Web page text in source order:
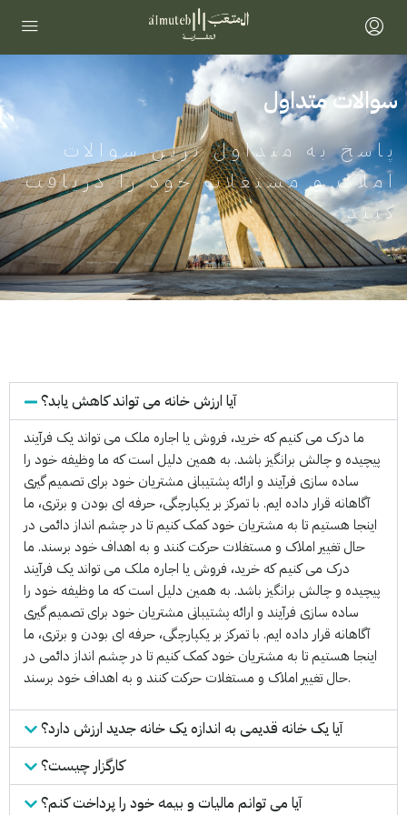
سوالات متداول
پاسخ به متداول ترین سوالات
املاک و مستغلات خود را دریافت
کنید
آیا ارزش خانه می تواند کاهش یابد؟
ما درک می کنیم که خرید، فروش یا اجاره ملک می تواند یک فرآیند
پیچیده و چالش برانگیز باشد. به همین دلیل است که ما وظیفه خود را
ساده سازی فرآیند و ارائه پشتیبانی مشتریان خود برای تصمیم گیری
آگاهانه قرار داده ایم. با تمرکز بر یکپارچگی، حرفه ای بودن و برتری، ما
اینجا هستیم تا به مشتریان خود کمک کنیم تا در چشم انداز دائمی در
حال تغییر املاک و مستغلات حرکت کنند و به اهداف خود برسند. ما
درک می کنیم که خرید، فروش یا اجاره ملک می تواند یک فرآیند
پیچیده و چالش برانگیز باشد. به همین دلیل است که ما وظیفه خود را
ساده سازی فرآیند و ارائه پشتیبانی مشتریان خود برای تصمیم گیری
آگاهانه قرار داده ایم. با تمرکز بر یکپارچگی، حرفه ای بودن و برتری، ما
اینجا هستیم تا به مشتریان خود کمک کنیم تا در چشم انداز دائمی در
حال تغییر املاک و مستغلات حرکت کنند و به اهداف خود برسند.
آیا یک خانه قدیمی به اندازه یک خانه جدید ارزش دارد؟
کارگزار چیست؟
آیا می توانم مالیات و بیمه خود را پرداخت کنم؟